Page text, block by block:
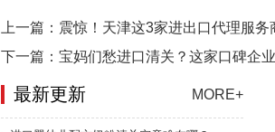
上一篇：震惊！天津这3家进出口代理服务
下一篇：宝妈们愁进口清关？这家口碑企业
最新更新 MORE+